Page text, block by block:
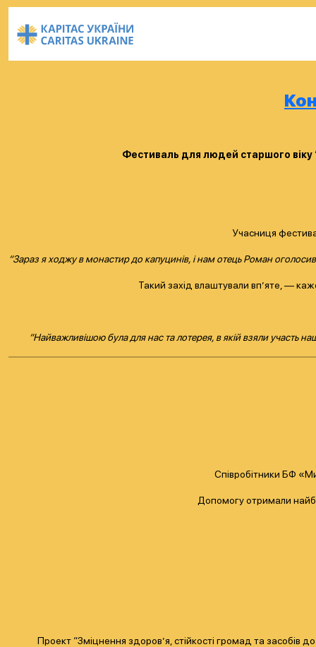
Фестиваль для людей старшого віку
Учасниця
“Зараз я ходжу в монастир до капуцинів, і нам отець Роман
Такий захід влаштували вп’яте, —
“Найважливішою була для нас та лотерея, в якій взяли участь
Співробітники БФ
Допомогу отримали
Проект “Зміцнення здоров’я, стійкості громад та засобів